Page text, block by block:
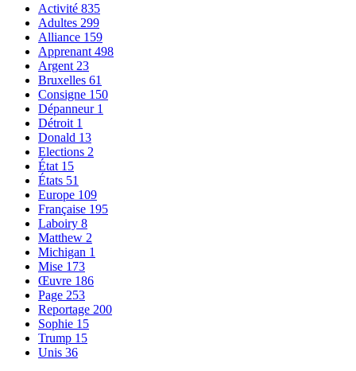
Activité 835
Adultes 299
Alliance 159
Apprenant 498
Argent 23
Bruxelles 61
Consigne 150
Dépanneur 1
Détroit 1
Donald 13
Elections 2
État 15
États 51
Europe 109
Française 195
Laboiry 8
Matthew 2
Michigan 1
Mise 173
Œuvre 186
Page 253
Reportage 200
Sophie 15
Trump 15
Unis 36